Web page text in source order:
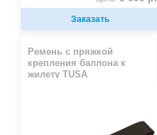
Заказать
Ремень с пряжкой
крепления баллона к
жилету TUSA